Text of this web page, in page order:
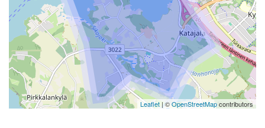
Leaflet | ©OpenStreetMapcontributors